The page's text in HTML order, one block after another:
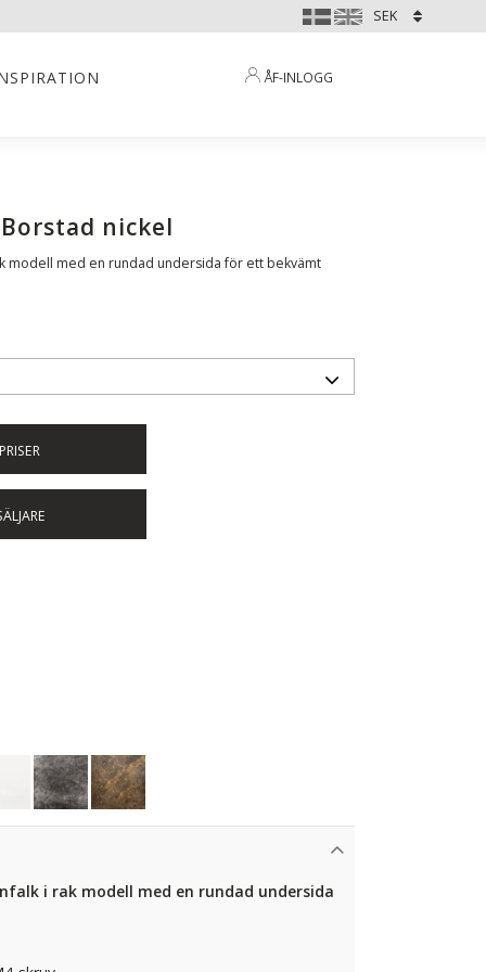
ÅF-INLOGG
nickel
modell med en rundad undersida för ett bekvämt
i rak modell med en rundad undersida